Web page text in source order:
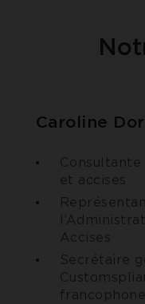
Caroline
Consultante
et accises
Accises
Secrétaire